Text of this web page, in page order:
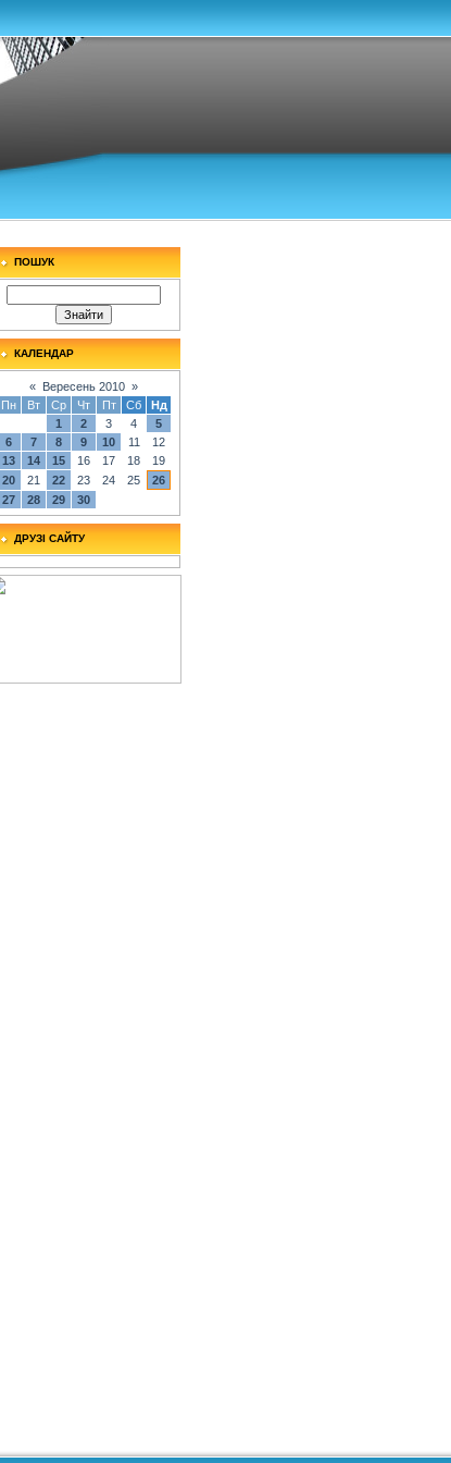
ПОШУК
КАЛЕНДАР
« Вересень 2010 »
Пн
Вт Ср Чт Пт Сб
Нд
1
2 3 4
5
6
7 8 9 10 11
12
13
14 15 16 17 18
19
20
21 22 23 24 25
26
27
28 29 30
ДРУЗІ САЙТУ